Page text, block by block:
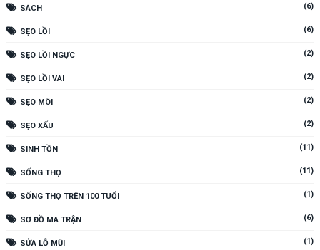
SÁCH (6)
SẸO LỒI (6)
SẸO LỒI NGỰC (2)
SẸO LỒI VAI (2)
SẸO MÔI (2)
SẸO XẤU (2)
SINH TỒN (11)
SỐNG THỌ (11)
SỐNG THỌ TRÊN 100 TUỔI (1)
SƠ ĐỒ MA TRẬN (6)
SỬA LỖ MŨI (1)